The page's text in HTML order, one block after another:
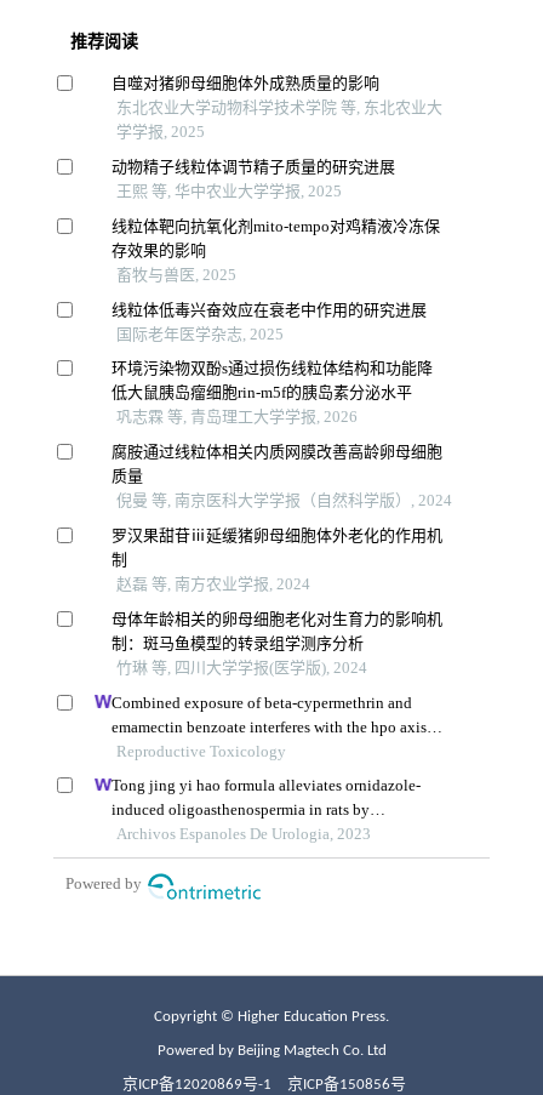
Copyright © Higher Education Press.
Powered by Beijing Magtech Co. Ltd
京ICP备12020869号-1 京ICP备150856号